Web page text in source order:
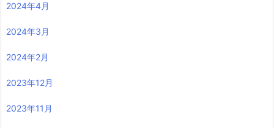
2024年4月
2024年3月
2024年2月
2023年12月
2023年11月